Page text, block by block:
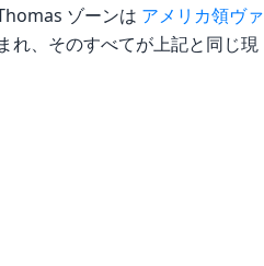
ゾーンは アメリカ領ヴァ
れ、そのすべてが上記と同じ現